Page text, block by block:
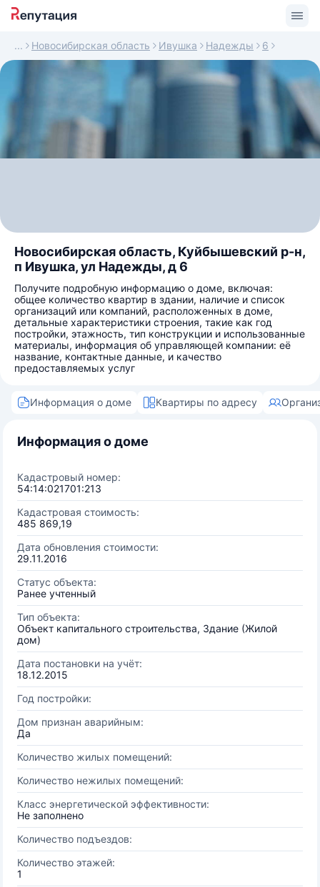
Новосибирская область Ивушка Надежды 6
Новосибирская область, Куйбышевский р-н,
п Ивушка, ул Надежды, д 6
Получите подробную информацию о доме, включая:
общее количество квартир в здании, наличие и список
организаций или компаний, расположенных в доме,
детальные характеристики строения, такие как год
постройки, этажность, тип конструкции и использованные
материалы, информация об управляющей компании: её
название, контактные данные, и качество
предоставляемых услуг
Информация о доме Квартиры по адресу
Информация о доме
Кадастровый номер:
54:14:021701:213
Кадастровая стоимость:
485 869,19
Дата обновления стоимости:
29.11.2016
Статус объекта:
Ранее учтенный
Тип объекта:
Объект капитального строительства, Здание (Жилой
дом)
Дата постановки на учёт:
18.12.2015
Год постройки:
Дом признан аварийным:
Да
Количество жилых помещений:
Количество нежилых помещений:
Класс энергетической эффективности:
Не заполнено
Количество подъездов:
Количество этажей:
1